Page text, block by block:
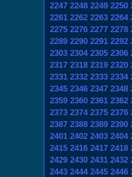
2247 2248 2249 2250
2261 2262 2263 2264
2275 2276 2277 2278
2289 2290 2291 2292
2303 2304 2305 2306
2317 2318 2319 2320
2331 2332 2333 2334
2345 2346 2347 2348
2359 2360 2361 2362
2373 2374 2375 2376
2387 2388 2389 2390
2401 2402 2403 2404
2415 2416 2417 2418
2429 2430 2431 2432
2443 2444 2445 2446